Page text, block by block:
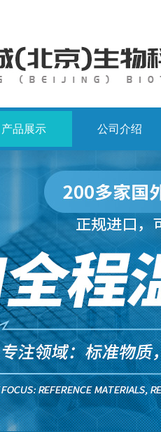
产品展示 公司介绍